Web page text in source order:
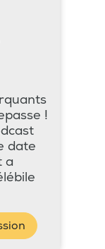
!
date
a